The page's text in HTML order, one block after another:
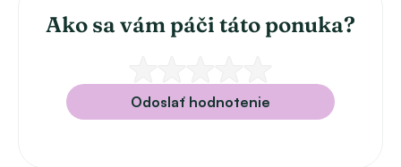
Ako sa vám páči táto ponuka?
Odoslať hodnotenie